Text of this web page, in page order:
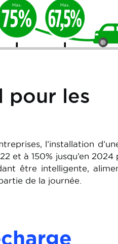
pour les
l’installation
et à 150% jusqu’en 2024
être intelligente,
de la journée.